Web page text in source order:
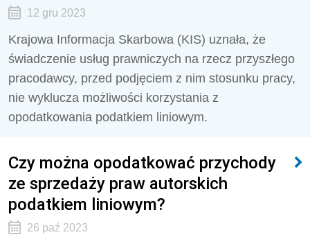
12 gru 2023
Krajowa Informacja Skarbowa (KIS) uznała, że
świadczenie usług prawniczych na rzecz przyszłego
pracodawcy, przed podjęciem z nim stosunku pracy,
nie wyklucza możliwości korzystania z
opodatkowania podatkiem liniowym.
Czy można opodatkować przychody
ze sprzedaży praw autorskich
podatkiem liniowym?
26 paź 2023